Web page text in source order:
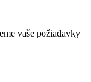
vaše požiadavky